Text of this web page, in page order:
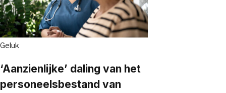
Geluk
‘Aanzienlijke’ daling van het
personeelsbestand van